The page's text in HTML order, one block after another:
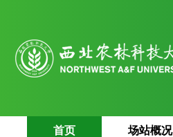
首页 场站概况